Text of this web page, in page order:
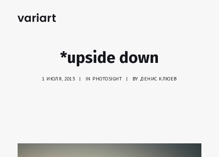
*upside down
1 ИЮЛЯ, 2013 | IN PHOTOSIGHT | BY ДЕНИС КЛЮЕВ